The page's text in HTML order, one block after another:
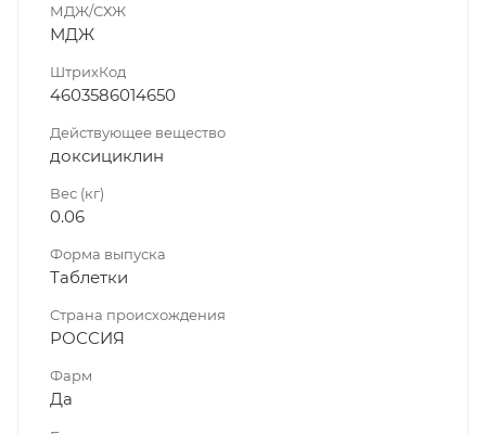
МДЖ/СХЖ
МДЖ
ШтрихКод
4603586014650
Действующее вещество
доксициклин
Вес (кг)
0.06
Форма выпуска
Таблетки
Страна происхождения
РОССИЯ
Фарм
Да